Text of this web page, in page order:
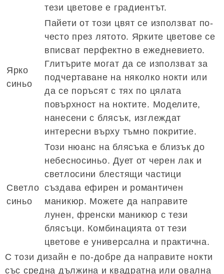
тези цветове е градиентът.
Ярко
синьо
Пайети от този цвят се използват по-
често през лятото. Ярките цветове се
вписват перфектно в ежедневието.
Глитърите могат да се използват за
подчертаване на няколко нокти или
да се поръсят с тях по цялата
повърхност на ноктите. Моделите,
нанесени с блясък, изглеждат
интересни върху тъмно покритие.
Светло
синьо
Този нюанс на блясъка е близък до
небесносиньо. Дует от черен лак и
светлосини блестящи частици
създава ефирен и романтичен
маникюр. Можете да направите
лунен, френски маникюр с тези
блясъци. Комбинацията от тези
цветове е универсална и практична.
С този дизайн е по-добре да направите нокти
със средна дължина и квадратна или овална